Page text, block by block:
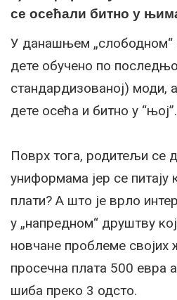
се осећали битно у
У данашњем „слободном“
дете обучено по
стандардизованој) моди,
дете осећа и битно у
Поврх тога, родитељи се
униформама јер се питају
плати? А што је врло
у „напредном“ друштву
новчане проблеме својих
просечна плата 500 евра
шиба преко 3 одсто.